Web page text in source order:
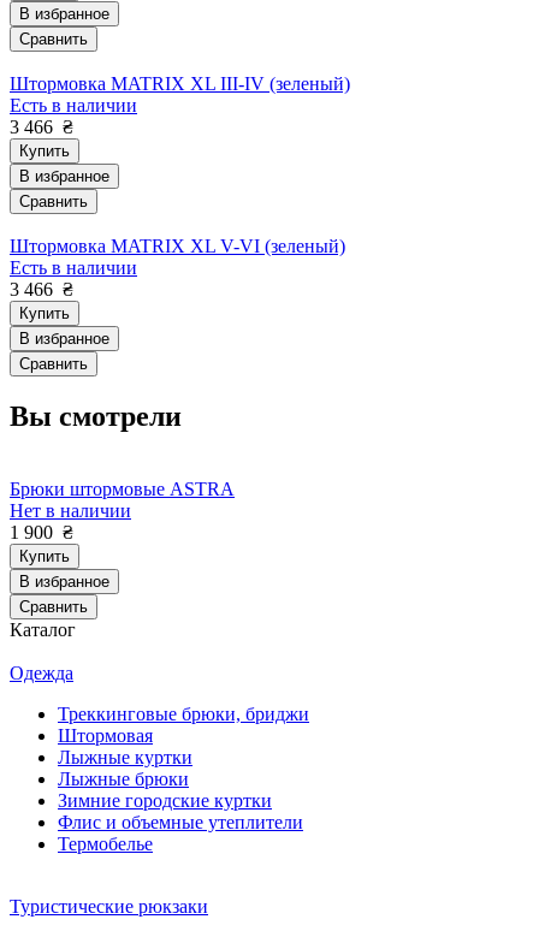
В избранное
Сравнить
Штормовка MATRIX XL III-IV (зеленый)
Есть в наличии
3 466 ₴
Купить
В избранное
Сравнить
Штормовка MATRIX XL V-VI (зеленый)
Есть в наличии
3 466 ₴
Купить
В избранное
Сравнить
Вы смотрели
Брюки штормовые ASTRA
Нет в наличии
1 900 ₴
Купить
В избранное
Сравнить
Каталог
Одежда
Треккинговые брюки, бриджи
Штормовая
Лыжные куртки
Лыжные брюки
Зимние городские куртки
Флис и объемные утеплители
Термобелье
Туристические рюкзаки